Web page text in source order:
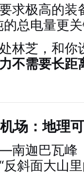
求极高的装
总电量更
林芝，和你
不需要长距
场：地理
南迦巴瓦峰
斜面大山